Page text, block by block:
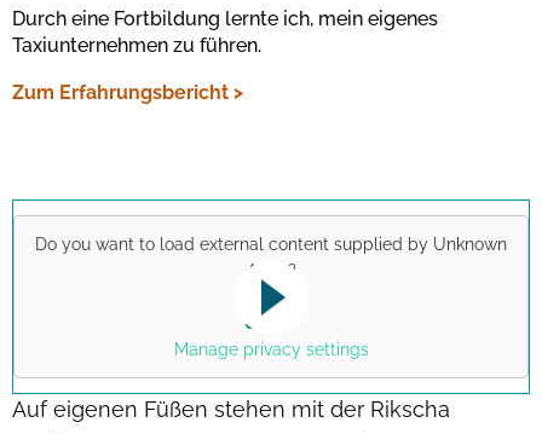
Bestätigen
Durch eine Fortbildung lernte ich, mein eigenes
Taxiunternehmen zu führen.
Zum Erfahrungsbericht >
Do you want to load external content supplied by Unknown
Apps ?
Yes
Manage privacy settings
This link opens a YouTube video. Please
note the data protection regulations valid
for this site.
Auf eigenen Füßen stehen mit der Rikscha